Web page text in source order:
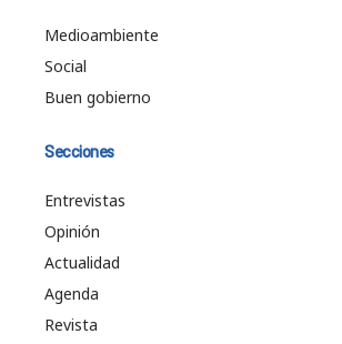
Medioambiente
Social
Buen gobierno
Secciones
Entrevistas
Opinión
Actualidad
Agenda
Revista